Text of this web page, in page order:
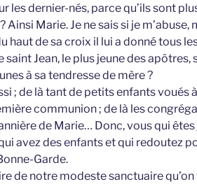
les dernier-nés, parce qu’ils sont
Marie. Je ne sais si je m’abuse,
haut de sa croix il lui a donné tous
Jean, le plus jeune des apôtres,
à sa tendresse de mère ?
; de là tant de petits enfants voués
communion ; de là les
de Marie… Donc, vous qui
avez des enfants et qui redoutez
Garde.
de notre modeste sanctuaire